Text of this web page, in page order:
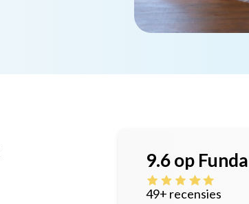
9.6 op Funda
49+ recensies